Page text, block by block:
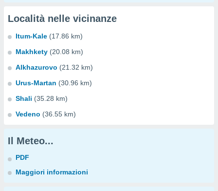
Località nelle vicinanze
Itum-Kale (17.86 km)
Makhkety (20.08 km)
Alkhazurovo (21.32 km)
Urus-Martan (30.96 km)
Shali (35.28 km)
Vedeno (36.55 km)
Il Meteo...
PDF
Maggiori informazioni